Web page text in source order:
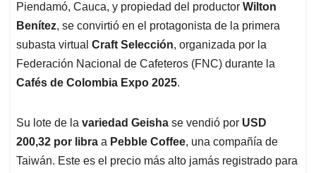
A
p
p
o
o
k
d
I
n
d
s
Piendamó, Cauca, y propiedad del productor Wilton
Benítez, se convirtió en el protagonista de la primera
subasta virtual Craft Selección, organizada por la
Federación Nacional de Cafeteros (FNC) durante la
Cafés de Colombia Expo 2025.
Su lote de la variedad Geisha se vendió por USD
200,32 por libra a Pebble Coffee, una compañía de
Taiwán. Este es el precio más alto jamás registrado para